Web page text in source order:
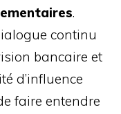
.
continu
bancaire et
d’influence
faire entendre